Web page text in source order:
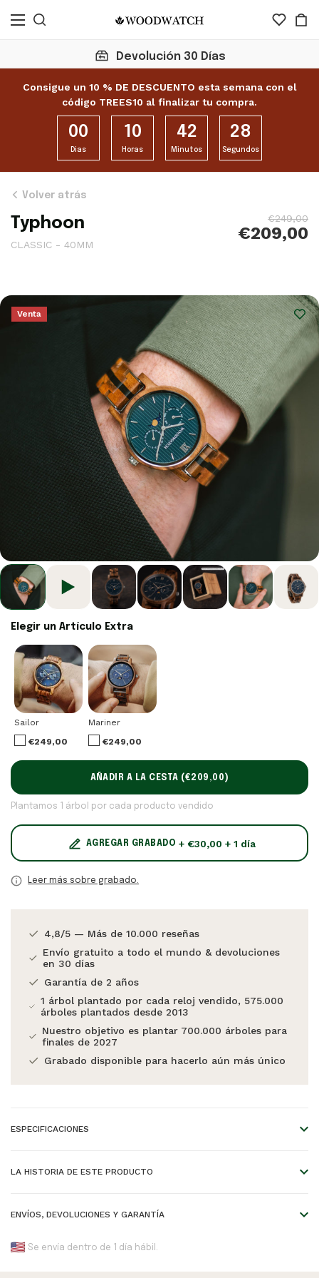
Haz clic aquí para ver más de
reseñas
Consigue un 10 % DE DESCUENTO esta semana con el
código TREES10 al finalizar tu compra.
00
Dias
10
Horas
42
Minutos
26
Segundos
Volver atrás
Typhoon
CLASSIC - 40MM
€249,00
€209,00
Venta
Elegir un Artículo Extra
Sailor
€249,00
Mariner
€249,00
AÑADIR A LA CESTA (€209,00 )
Plantamos 1 árbol por cada producto vendido
AGREGAR GRABADO + €30,00 + 1 día
Leer más sobre grabado.
4,8/5 — Más de 10.000 reseñas
Envío gratuito a todo el mundo & devoluciones
en 30 días
Garantía de 2 años
1 árbol plantado por cada reloj vendido, 575.000
árboles plantados desde 2013
Nuestro objetivo es plantar 700.000 árboles para
finales de 2027
Grabado disponible para hacerlo aún más único
ESPECIFICACIONES
Material de la correa:
LA HISTORIA DE ESTE PRODUCTO
de fase lunar
La Colección CLASSIC replantea la estética del WoodWatch
ENVÍOS, DEVOLUCIONES Y GARANTÍA
Envío estándar: llega en 25 días hábiles.
Se envía dentro de 1 día hábil.